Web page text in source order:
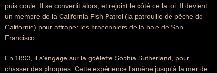
puis coule. Il se convertit alors, et rejoint le côté de la loi. Il devient
un membre de la California Fish Patrol (la patrouille de pêche de
Californie) pour attraper les braconniers de la baie de San
Francisco.
En 1893, il s'engage sur la goélette Sophia Sutherland, pour
chasser des phoques. Cette expérience l'amène jusqu'à la mer de